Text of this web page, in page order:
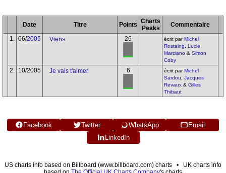
Date Titre Points Charts
Peaks
Commentaire
1.
06/2005 Viens 26 écrit parMichel
Rostaing
Lucie
Marciano & Simon
Coby
2. 10/2005 Je vais t'aimer 6 écrit parMichel
Sardou
Jacques
Revaux & Gilles
Thibaut
Facebook Twitter WhatsApp
Email
LinkedIn
US charts info based on Billboard (www.billboard.com) charts • UK charts info